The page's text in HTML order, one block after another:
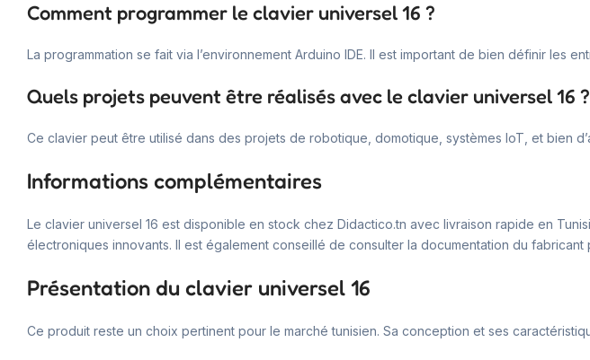
Comment programmer le clavier universel 16 ?
La programmation se fait via l’environnement Arduino IDE. Il est important de bien définir les
Quels projets peuvent être réalisés avec le clavier universel 16 ?
Ce clavier peut être utilisé dans des projets de robotique, domotique, systèmes IoT, et bien
Informations complémentaires
Le clavier universel 16 est disponible en stock chez Didactico.tn avec livraison rapide en
électroniques innovants. Il est également conseillé de consulter la documentation du
Présentation du clavier universel 16
Ce produit reste un choix pertinent pour le marché tunisien. Sa conception et ses